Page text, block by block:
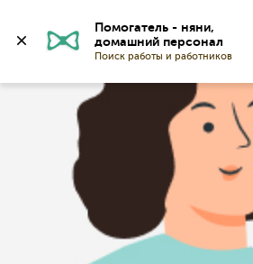
Помогатель - няни,
Поиск работы и работников